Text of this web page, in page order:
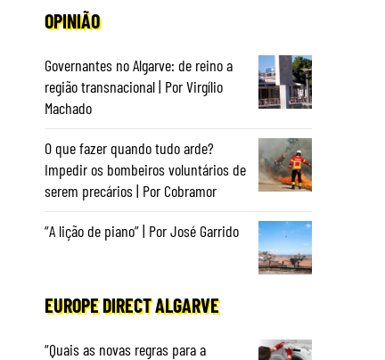
OPINIÃO
Governantes no Algarve: de reino a
região transnacional | Por Virgílio
Machado
O que fazer quando tudo arde?
Impedir os bombeiros voluntários de
serem precários | Por Cobramor
“A lição de piano” | Por José Garrido
EUROPE DIRECT ALGARVE
“Quais as novas regras para a